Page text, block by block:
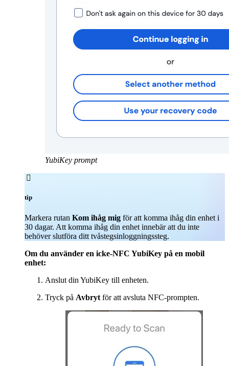
YubiKey prompt

tip
Markera rutan Kom ihåg mig för att komma ihåg din enhet i
30 dagar. Att komma ihåg din enhet innebär att du inte
behöver slutföra ditt tvåstegsinloggningssteg.
Om du använder en icke-NFC YubiKey på en mobil
enhet:
Anslut din YubiKey till enheten.
Tryck på Avbryt för att avsluta NFC-prompten.